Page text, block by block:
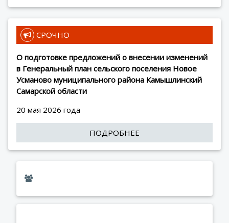
СРОЧНО
О подготовке предложений о внесении изменений
в Генеральный план сельского поселения Новое
Усманово муниципального района Камышлинский
Самарской области
20 мая 2026 года
ПОДРОБНЕЕ